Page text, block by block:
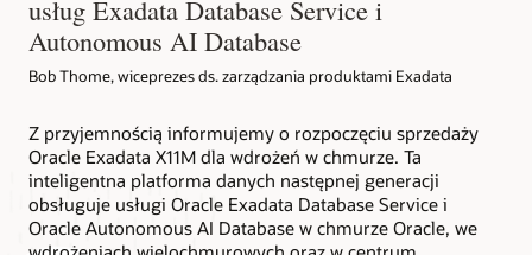
usług Exadata Database Service i
Autonomous AI Database
Bob Thome, wiceprezes ds. zarządzania produktami Exadata
Z przyjemnością informujemy o rozpoczęciu sprzedaży
Oracle Exadata X11M dla wdrożeń w chmurze. Ta
inteligentna platforma danych następnej generacji
obsługuje usługi Oracle Exadata Database Service i
Oracle Autonomous AI Database w chmurze Oracle, we